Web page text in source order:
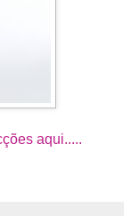
aqui.....